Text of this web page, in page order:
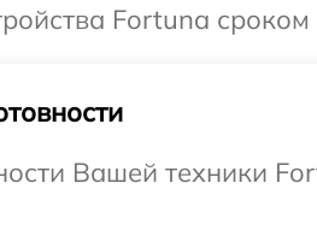
Fortuna
Вашей техники